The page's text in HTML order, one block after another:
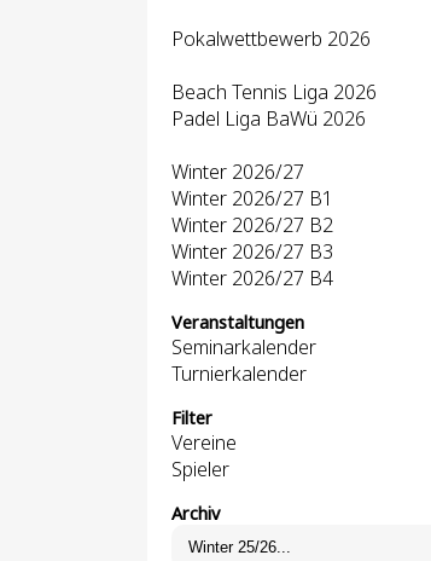
Pokalwettbewerb 2026
Beach Tennis Liga 2026
Padel Liga BaWü 2026
Winter 2026/27
Winter 2026/27 B1
Winter 2026/27 B2
Winter 2026/27 B3
Winter 2026/27 B4
Veranstaltungen
Seminarkalender
Turnierkalender
Filter
Vereine
Spieler
Archiv